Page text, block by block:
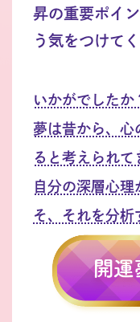
昇の重要ポイ
う気をつけてく
いかがでしたか
夢は昔から、心
ると考えられて
自分の深層心
そ、それを分析